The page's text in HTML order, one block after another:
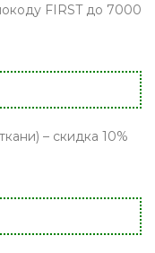
FIRST до 7000
– скидка 10%